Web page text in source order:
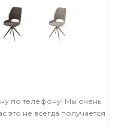
по телефону! Мы очень
это не всегда получается